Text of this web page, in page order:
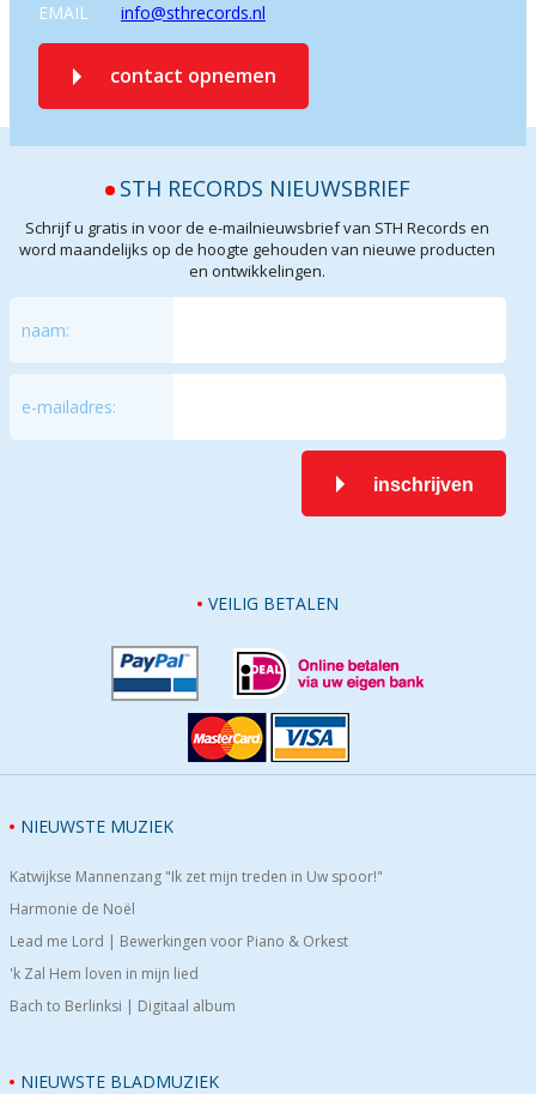
EMAIL info@sthrecords.nl
contact opnemen
STH RECORDS NIEUWSBRIEF
Schrijf u gratis in voor de e-mailnieuwsbrief van STH Records en
word maandelijks op de hoogte gehouden van nieuwe producten
en ontwikkelingen.
naam:
e-mailadres:
inschrijven
VEILIG BETALEN
NIEUWSTE MUZIEK
Katwijkse Mannenzang "Ik zet mijn treden in Uw spoor!"
Harmonie de Noël
Lead me Lord | Bewerkingen voor Piano & Orkest
'k Zal Hem loven in mijn lied
Bach to Berlinksi | Digitaal album
NIEUWSTE BLADMUZIEK